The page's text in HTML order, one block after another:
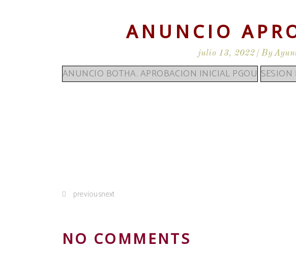
ANUNCIO
julio 13, 2022 By
ANUNCIO BOTHA. APROBACION INICIAL PGOU
previousnext
NO COMMENTS